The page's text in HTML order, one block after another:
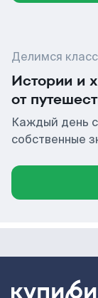
Делимся
Истории и
от
Каждый день
собственные